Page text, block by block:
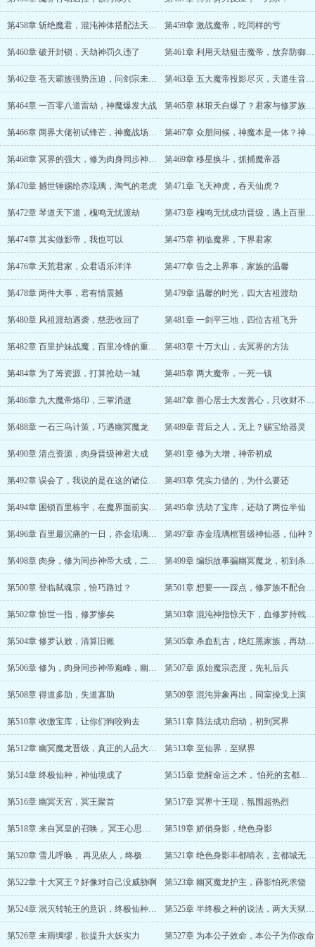
第458章 斩绝魔君，混沌神体搭配法天象地 第459章 激战魔帝，吃同样的亏
第460章 破开封锁，天劫神罚久违了 第461章 利用天劫狙击魔帝，放弃防御造假象
第462章 苍天霸族强势压迫，问剑宗未曾放弃 第463章 五大魔帝投影尽灭，天道生音神罚还在
第464章 一百零八道雷劫，神魔爆发大战 第465章 林琅天自爆了？君家与修罗族恩怨
第466章 两界大佬初试锋芒，神魔战场落幕 第467章 众朋问候，神魔本是一体？神秘的冥界
第468章 冥界的强大，修为肉身同步神君小成 第469章 移星换斗，抓捕魔帝器
第470章 撼世锤赐给赤琉璃，淘气的老虎 第471章 飞天神虎，吞天仙虎？
第472章 琴道天下道，槐鸣无忧渡劫 第473章 槐鸣无忧成功晋级，遇上百里幽月
第474章 其实做影帝，我也可以 第475章 初临魔界，下界君家
第476章 天荒君家，众君语乐洋洋 第477章 告之上界事，家族的温馨
第478章 两件大事，君有情震撼 第479章 温馨的时光，四大古祖渡劫
第480章 风祖渡劫遇袭，慈悲收回了 第481章 一剑平三地，四位古祖飞升
第482章 百里护妹战魔，百里冷锋的重口味 第483章 十万大山，去冥界的方法
第484章 为了筹资源，打算抢劫一城 第485章 两大魔帝，一死一镇
第486章 九大魔帝烙印，三掌消逝 第487章 善心居士大发善心，只收财不收命
第488章 一石三鸟计策，巧遇幽冥魔龙 第489章 背后之人，无上？赐宝给器灵
第490章 清点资源，肉身晋级神君大成 第491章 修为大增，神帝初成
第492章 误会了，我说的是在这的诸位都是垃圾 第493章 凭实力借的，为什么要还
第494章 困锁百里栋宇，在魔界面前实行鞭刑 第495章 洗劫了宝库，还劫了两位半仙
第496章 百里最沉痛的一日，赤金琉璃棺渡劫 第497章 赤金琉璃棺晋级神仙器，仙种？
第498章 肉身，修为同步神帝大成，二度觉醒技能 第499章 编织故事骗幽冥魔龙，初到杀生城
第500章 登临弑魂宗，恰巧路过？ 第501章 想要一一踩点，修罗族不配合，无奈啊！
第502章 惊世一指，修罗惨矣 第503章 混沌神指惊天下，血修罗持戟护族
第504章 修罗认败，清算旧账 第505章 杀血乱古，绝红黑家族，再劫弑魂宗宝库
第506章 修为，肉身同步神帝巅峰，幽冥魔龙晋级魔帝大成 第507章 原始魔宗态度，先礼后兵
第508章 得道多助，失道寡助 第509章 混沌异象再出，同室操戈上演
第510章 收缴宝库，让你们狗咬狗去 第511章 阵法成功启动，初到冥界
第512章 幽冥魔龙晋级，真正的人品大爆发来了 第513章 至仙界，至狱界
第514章 终极仙种，神仙境成了 第515章 觉醒命运之术， 怕死的玄都城主
第516章 幽冥天宫，冥王聚首 第517章 冥界十王现，氛围超热烈
第518章 来自冥皇的召唤， 冥王心思诡异 第519章 娇俏身影，绝色身影
第520章 雪儿呼唤， 再见依人，终极仙种之威 第521章 绝色身影丰都晴衣，玄都城无妄之灾
第522章 十大冥王？好像对自己没威胁啊 第523章 幽冥魔龙护主，薛影怕死求饶
第524章 泯灭转轮王的意识，终极仙种至理 第525章 半终极之种的说法，两大天狱级兵器
第526章 未雨绸缪，欲提升大妖实力 第527章 为本公子效命，本公子为你改命